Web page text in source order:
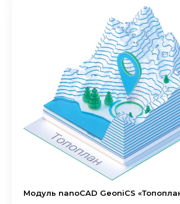
Модуль nanoCAD GeoniCS